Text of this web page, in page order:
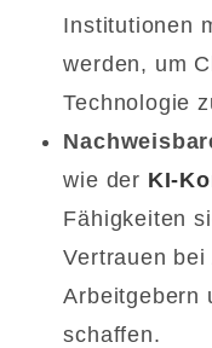
Institutionen
werden, um
Technologie
wie der KI-
Fähigkeiten
Vertrauen bei
Arbeitgebern
schaffen.